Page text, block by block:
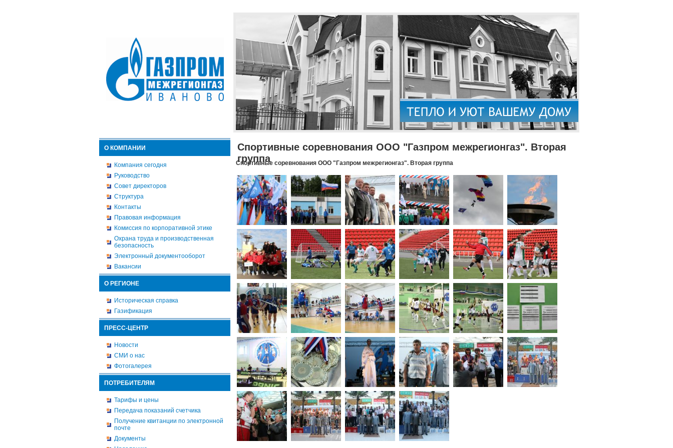
О КОМПАНИИ
Компания сегодня
Руководство
Совет директоров
Структура
Контакты
Правовая информация
Комиссия по корпоративной этике
Охрана труда и производственная
безопасность
Электронный документооборот
Вакансии
О РЕГИОНЕ
Историческая справка
Газификация
ПРЕСС-ЦЕНТР
Новости
СМИ о нас
Фотогалерея
ПОТРЕБИТЕЛЯМ
Тарифы и цены
Передача показаний счетчика
Получение квитанции по электронной
почте
Документы
Спортивные соревнования ООО "Газпром межрегионгаз". Вторая
группа
Спортивные соревнования ООО "Газпром межрегионгаз". Вторая группа